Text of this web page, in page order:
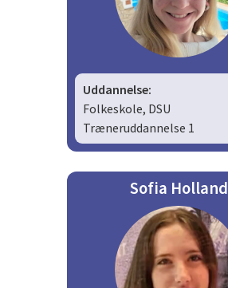
Uddannelse:
Folkeskole, DSU
Træneruddannelse 1
Sofia Holland